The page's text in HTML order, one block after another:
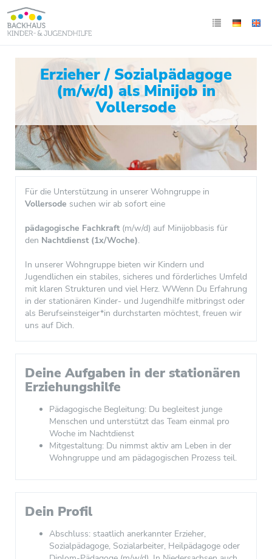
Erzieher / Sozialpädagoge
(m/w/d) als Minijob in
Vollersode
Für die Unterstützung in unserer Wohngruppe in
Vollersode suchen wir ab sofort eine
pädagogische Fachkraft(m/w/d) auf Minijobbasis für
den Nachtdienst (1x/Woche).
In unserer Wohngruppe bieten wir Kindern und
Jugendlichen ein stabiles, sicheres und förderliches Umfeld
mit klaren Strukturen und viel Herz. WWenn Du Erfahrung
in der stationären Kinder- und Jugendhilfe mitbringst oder
als Berufseinsteiger*in durchstarten möchtest, freuen wir
uns auf Dich.
Deine Aufgaben in der stationären
Erziehungshilfe
Pädagogische Begleitung: Du begleitest junge
Menschen und unterstützt das Team einmal pro
Woche im Nachtdienst
Mitgestaltung: Du nimmst aktiv am Leben in der
Wohngruppe und am pädagogischen Prozess teil.
Dein Profil
Abschluss: staatlich anerkannter Erzieher,
Sozialpädagoge, Sozialarbeiter, Heilpädagoge oder